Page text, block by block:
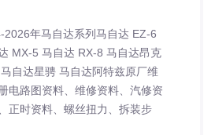
2026年马自达系列马自达 EZ-6
MX-5 马自达 RX-8 马自达昂克
自达星骋 马自达阿特兹原厂维
电路图资料、维修资料、汽修资
正时资料、螺丝扭力、拆装步